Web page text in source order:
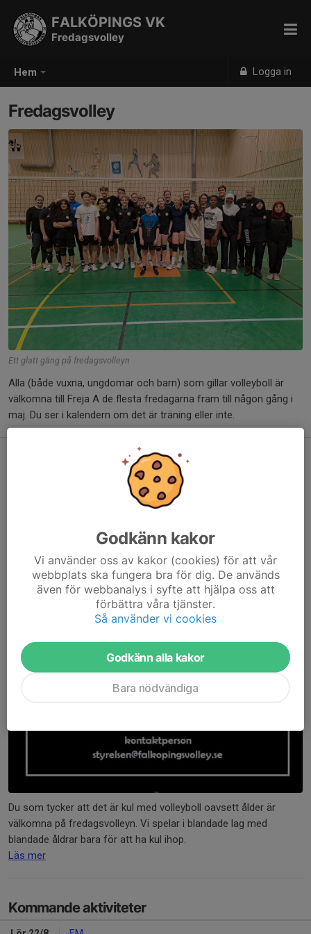
Hem Logga in
FALKÖPINGS VK
Fredagsvolley
Fredagsvolley
Ett glatt gäng på fredagsvolleyn
Alla (både vuxna, ungdomar och barn) som gillar volleyboll är
välkomna till Freja A de flesta fredagarna fram till någon gång i
maj. Du ser i kalendern om det är träning eller inte.
Nu kör vi igång med fredagsvolleyn
Du som tycker att det är kul med volleyboll oavsett ålder är
välkomna på fredagsvolleyn. Vi spelar i blandade lag med
blandade åldrar bara för att ha kul ihop.
Läs mer
Kommande aktiviteter
Godkänn kakor
Vi använder oss av kakor (cookies) för att vår
webbplats ska fungera bra för dig. De används
även för webbanalys i syfte att hjälpa oss att
förbättra våra tjänster.
Så använder vi cookies
Godkänn alla kakor
Bara nödvändiga